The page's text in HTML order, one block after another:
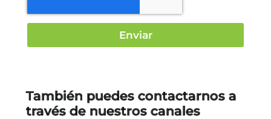
Enviar
También puedes contactarnos a
través de nuestros canales